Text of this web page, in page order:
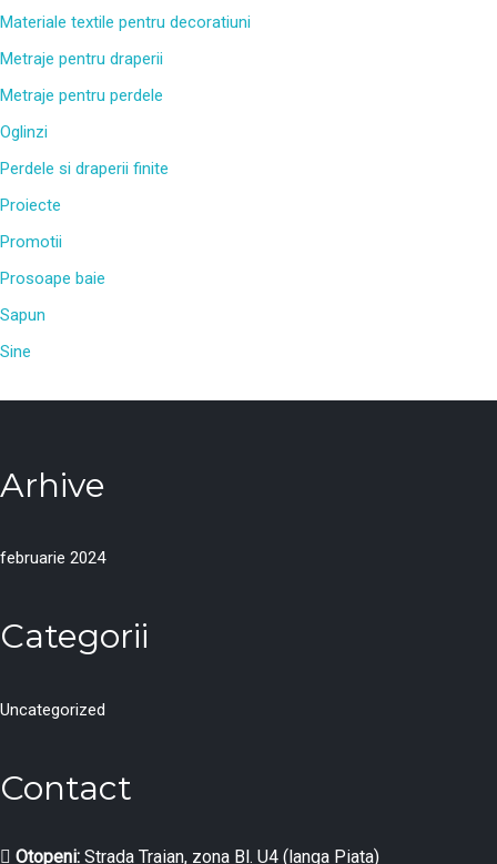
Materiale textile pentru decoratiuni
Metraje pentru draperii
Metraje pentru perdele
Oglinzi
Perdele si draperii finite
Proiecte
Promotii
Prosoape baie
Sapun
Sine
Arhive
februarie 2024
Categorii
Uncategorized
Contact
Otopeni: Strada Traian, zona Bl. U4 (langa Piata)